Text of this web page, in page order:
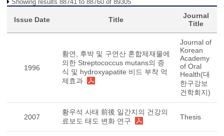
Showing results 88741 to 88760 of 89305
Issue Date Title
Journal
Title
1996
황연, 후박 및 구연산 혼합제재물에
의한 Streptococcus mutans의 증
식 및 hydroxyapatite 비드 부착 억
제효과
Journal of
Korean
Academy
of Oral
Health(대
한구강보
건학회지)
2007
황우석 사태 前後 일간지의 건강의
료보도 태도 변화 연구
Thesis